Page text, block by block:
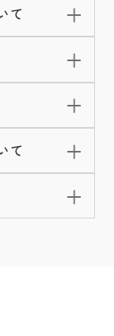
て
て